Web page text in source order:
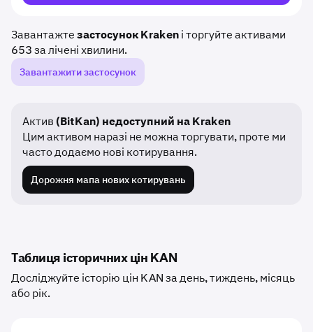
Завантажтезастосунок Krakenі торгуйте активами
653 за лічені хвилини.
Завантажити застосунок
Актив (BitKan) недоступний на Kraken
Цим активом наразі не можна торгувати, проте ми
часто додаємо нові котирування.
Дорожня мапа нових котирувань
Таблиця історичних цін KAN
Досліджуйте історію цін KAN за день, тиждень, місяць
або рік.